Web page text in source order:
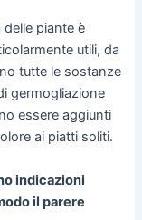
piante è
utili, da
tutte le sostanze
germogliazione
essere aggiunti
ai piatti soliti.
indicazioni
il parere